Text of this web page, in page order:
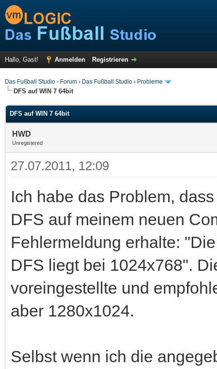
Hallo, Gast! Anmelden Registrieren
Das Fußball Studio - Forum › Das Fußball Studio › Probleme
DFS auf WIN 7 64bit
DFS auf WIN 7 64bit
HWD
Unregistered
27.07.2011, 12:09
Ich habe das Problem,
DFS auf meinem neuen
Fehlermeldung erhalte:
DFS liegt bei 1024x768".
voreingestellte und
aber 1280x1024.
Selbst wenn ich die